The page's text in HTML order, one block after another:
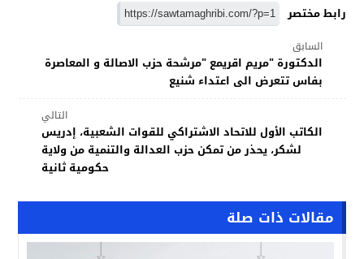
رابط مختصر
السابق
الدكتورة "مريم اقريمع "مرشحة حزب الاصالة و المعاصرة
بفاس تتعرض الى اعتداء شنيع
التالي
الكاتب الأول للاتحاد الاشتراكي للقوات الشعبية، إدريس
لشكر، يحذر من تمكن حزب العدالة والتنمية من ولاية
حكومية ثانية
مقالات ذات صلة